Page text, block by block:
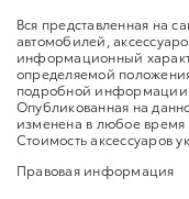
Вся представленная на
автомобилей,
информационный
определяемой
подробной информации
Опубликованная на
изменена в любое время
Стоимость аксессуаров
Правовая информация